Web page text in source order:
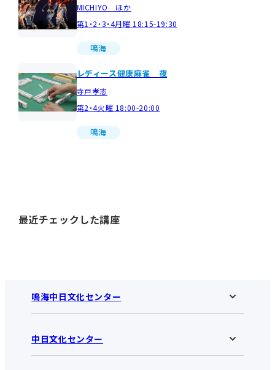
MICHIYO ほか
第1・2・3・4月曜 18:15-19:30
鳴海
レディース健康麻雀 夜
寺戸孝志
第2・4火曜 18:00-20:00
鳴海
最近チェックした講座
鳴海中日文化センター
鳴海中日文化センターHOME
お知らせ
中日文化センター